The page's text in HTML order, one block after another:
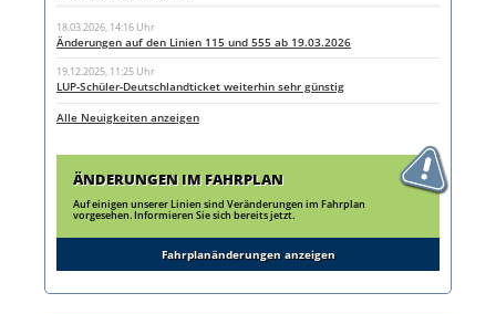
18.03.2026, 14:16 Uhr
Änderungen auf den Linien 115 und 555 ab 19.03.2026
19.12.2025, 11:25 Uhr
LUP-Schüler-Deutschlandticket weiterhin sehr günstig
Alle Neuigkeiten anzeigen
ÄNDERUNGEN IM FAHRPLAN
Auf einigen unserer Linien sind Veränderungen im Fahrplan
vorgesehen. Informieren Sie sich bereits jetzt.
Fahrplanänderungen anzeigen